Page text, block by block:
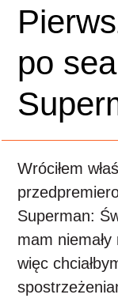
po
Wróciłem
Superman:
mam
więc